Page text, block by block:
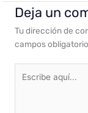
Deja un
Tu dirección de
campos
aquí...